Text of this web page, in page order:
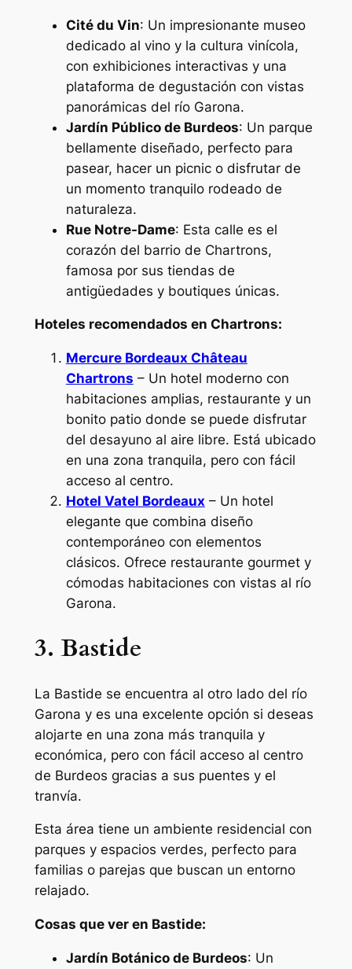
Cité du Vin: Un impresionante museo
dedicado al vino y la cultura vinícola,
con exhibiciones interactivas y una
plataforma de degustación con vistas
panorámicas del río Garona.
Jardín Público de Burdeos: Un parque
bellamente diseñado, perfecto para
pasear, hacer un picnic o disfrutar de
un momento tranquilo rodeado de
naturaleza.
Rue Notre-Dame: Esta calle es el
corazón del barrio de Chartrons,
famosa por sus tiendas de
antigüedades y boutiques únicas.
Hoteles recomendados en Chartrons:
Mercure Bordeaux Château
Chartrons – Un hotel moderno con
habitaciones amplias, restaurante y un
bonito patio donde se puede disfrutar
del desayuno al aire libre. Está ubicado
en una zona tranquila, pero con fácil
acceso al centro.
Hotel Vatel Bordeaux – Un hotel
elegante que combina diseño
contemporáneo con elementos
clásicos. Ofrece restaurante gourmet y
cómodas habitaciones con vistas al río
Garona.
3. Bastide
La Bastide se encuentra al otro lado del río
Garona y es una excelente opción si deseas
alojarte en una zona más tranquila y
económica, pero con fácil acceso al centro
de Burdeos gracias a sus puentes y el
tranvía.
Esta área tiene un ambiente residencial con
parques y espacios verdes, perfecto para
familias o parejas que buscan un entorno
relajado.
Cosas que ver en Bastide:
Jardín Botánico de Burdeos: Un